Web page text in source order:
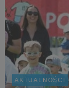
AKTUALNOŚCI